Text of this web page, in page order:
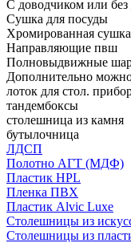
С доводчиком или
Сушка для посуды
Хромированная
Направляющие пвш
Полновыдвижные
Дополнительно
лоток для стол.
тандембоксы
столешница из камня
бутылочница
ЛДСП
Полотно АГТ (МДФ)
Пластик HPL
Пленка ПВХ
Пластик Alvic Luxe
Столешницы из
Столешницы из